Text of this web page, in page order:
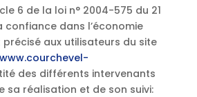
6 de la loi n° 2004-575 du 21
confiance dans l’économie
précisé aux utilisateurs du site
des différents intervenants
sa réalisation et de son suivi: